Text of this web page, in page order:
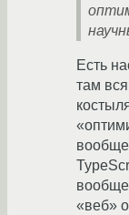
Есть
там
вообще
вообще
«веб»